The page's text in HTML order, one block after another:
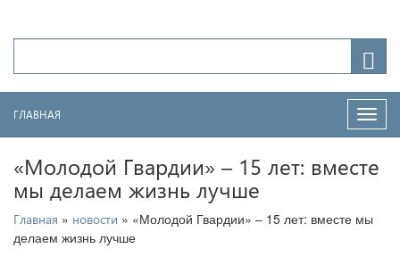
ГЛАВНАЯ
«Молодой Гвардии» – 15 лет: вместе
мы делаем жизнь лучше
Главная » новости » «Молодой Гвардии» – 15 лет: вместе мы
делаем жизнь лучше